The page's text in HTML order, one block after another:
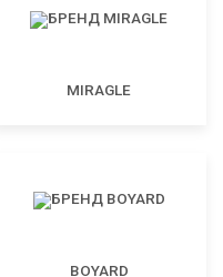
MIRAGLE
BOYARD